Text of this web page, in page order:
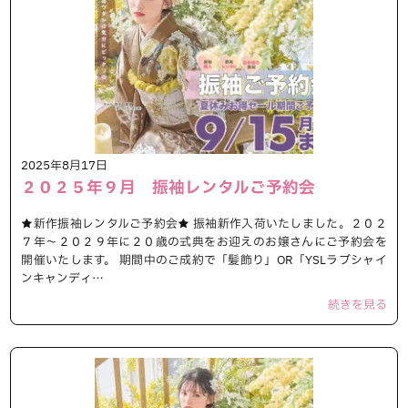
2025年8月17日
２０２５年９月 振袖レンタルご予約会
★新作振袖レンタルご予約会★ 振袖新作入荷いたしました。２０２
７年～２０２９年に２０歳の式典をお迎えのお嬢さんにご予約会を
開催いたします。 期間中のご成約で「髪飾り」OR「YSLラブシャイ
ンキャンディ…
続きを見る